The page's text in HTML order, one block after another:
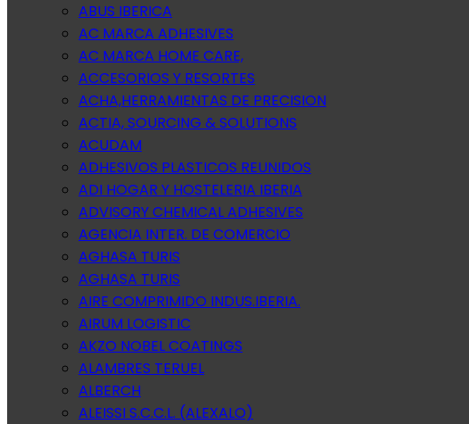
ABUS IBERICA
AC MARCA ADHESIVES
AC MARCA HOME CARE,
ACCESORIOS Y RESORTES
ACHA,HERRAMIENTAS DE PRECISION
ACTIA, SOURCING & SOLUTIONS
ACUDAM
ADHESIVOS PLASTICOS REUNIDOS
ADI HOGAR Y HOSTELERIA IBERIA
ADVISORY CHEMICAL ADHESIVES
AGENCIA INTER. DE COMERCIO
AGHASA TURIS
AGHASA TURIS
AIRE COMPRIMIDO INDUS.IBERIA.
AIRUM LOGISTIC
AKZO NOBEL COATINGS
ALAMBRES TERUEL
ALBERCH
ALEISSI S.C.C.L. (ALEXALO)